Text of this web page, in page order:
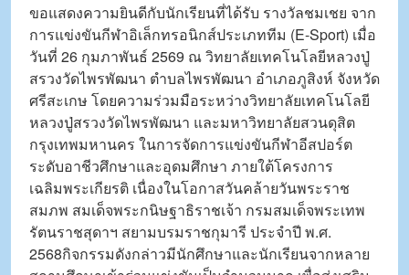
ขอแสดงความยินดีกับนักเรียนที่ได้รับ รางวัลชมเชย จาก
การแข่งขันกีฬาอิเล็กทรอนิกส์ประเภททีม (E-Sport) เมื่อ
วันที่ 26 กุมภาพันธ์ 2569 ณ วิทยาลัยเทคโนโลยีหลวงปู่
สรวงวัดไพรพัฒนา ตำบลไพรพัฒนา อำเภอภูสิงห์ จังหวัด
ศรีสะเกษ โดยความร่วมมือระหว่างวิทยาลัยเทคโนโลยี
หลวงปู่สรวงวัดไพรพัฒนา และมหาวิทยาลัยสวนดุสิต
กรุงเทพมหานคร ในการจัดการแข่งขันกีฬาอีสปอร์ต
ระดับอาชีวศึกษาและอุดมศึกษา ภายใต้โครงการ
เฉลิมพระเกียรติ เนื่องในโอกาสวันคล้ายวันพระราช
สมภพ สมเด็จพระกนิษฐาธิราชเจ้า กรมสมเด็จพระเทพ
รัตนราชสุดาฯ สยามบรมราชกุมารี ประจำปี พ.ศ.
2568กิจกรรมดังกล่าวมีนักศึกษาและนักเรียนจากหลาย